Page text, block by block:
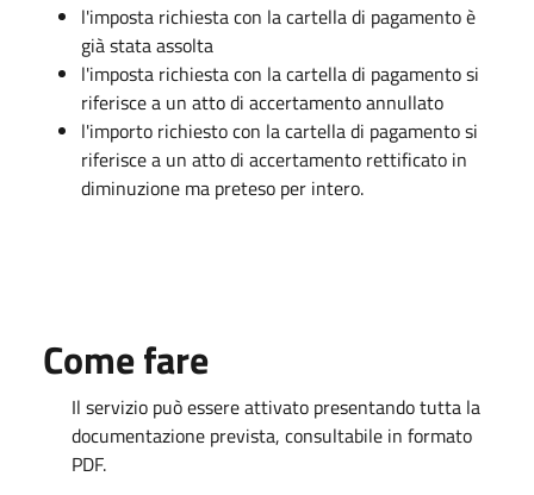
l'imposta richiesta con la cartella di pagamento è
già stata assolta
l'imposta richiesta con la cartella di pagamento si
riferisce a un atto di accertamento annullato
l'importo richiesto con la cartella di pagamento si
riferisce a un atto di accertamento rettificato in
diminuzione ma preteso per intero.
Come fare
Il servizio può essere attivato presentando tutta la
documentazione prevista, consultabile in formato
PDF.